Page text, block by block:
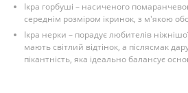
Ікра горбуші – насиченого
середнім розміром ікринок, з м'якою
Ікра нерки – порадує любителів
мають світлий відтінок, а післясмак
пікантність, яка ідеально балансує